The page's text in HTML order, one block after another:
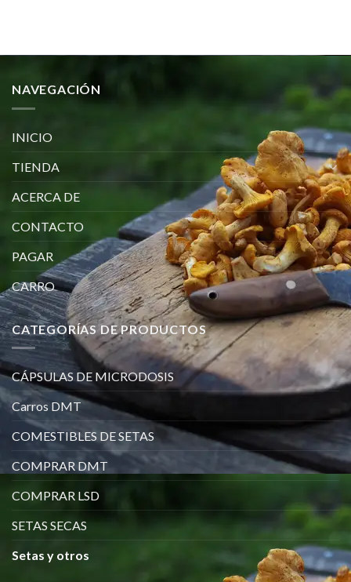
NAVEGACIÓN
INICIO
TIENDA
ACERCA DE
CONTACTO
PAGAR
CARRO
CATEGORÍAS DE PRODUCTOS
CÁPSULAS DE MICRODOSIS
Carros DMT
COMESTIBLES DE SETAS
COMPRAR DMT
COMPRAR LSD
SETAS SECAS
Setas y otros